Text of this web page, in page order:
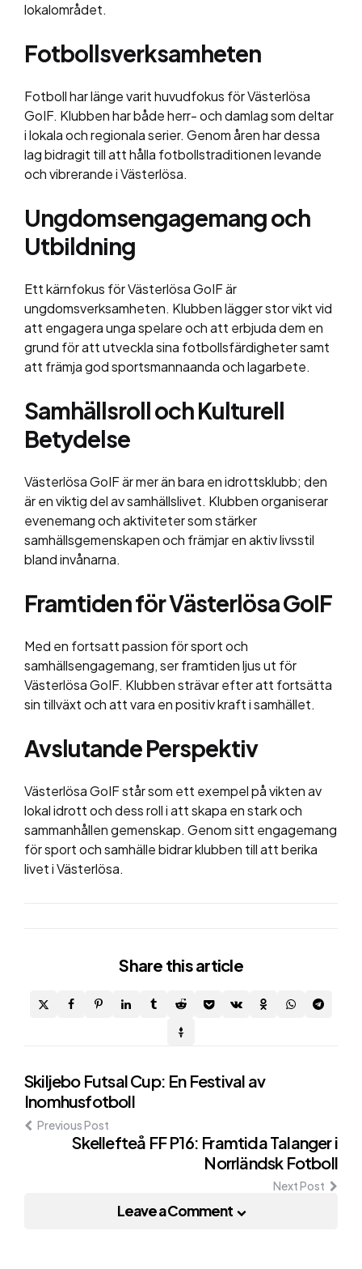
lokalområdet.
Fotbollsverksamheten
Fotboll har länge varit huvudfokus för Västerlösa
GoIF. Klubben har både herr- och damlag som deltar
i lokala och regionala serier. Genom åren har dessa
lag bidragit till att hålla fotbollstraditionen levande
och vibrerande i Västerlösa.
Ungdomsengagemang och
Utbildning
Ett kärnfokus för Västerlösa GoIF är
ungdomsverksamheten. Klubben lägger stor vikt vid
att engagera unga spelare och att erbjuda dem en
grund för att utveckla sina fotbollsfärdigheter samt
att främja god sportsmannaanda och lagarbete.
Samhällsroll och Kulturell
Betydelse
Västerlösa GoIF är mer än bara en idrottsklubb; den
är en viktig del av samhällslivet. Klubben organiserar
evenemang och aktiviteter som stärker
samhällsgemenskapen och främjar en aktiv livsstil
bland invånarna.
Framtiden för Västerlösa GoIF
Med en fortsatt passion för sport och
samhällsengagemang, ser framtiden ljus ut för
Västerlösa GoIF. Klubben strävar efter att fortsätta
sin tillväxt och att vara en positiv kraft i samhället.
Avslutande Perspektiv
Västerlösa GoIF står som ett exempel på vikten av
lokal idrott och dess roll i att skapa en stark och
sammanhållen gemenskap. Genom sitt engagemang
för sport och samhälle bidrar klubben till att berika
livet i Västerlösa.
Share this article
Post
navigation
Skiljebo Futsal Cup: En Festival av
Inomhusfotboll
Previous Post
Skellefteå FF P16: Framtida Talanger i
Norrländsk Fotboll
Next Post
Leave a Comment